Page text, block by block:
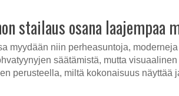
stailaus osana laajempaa
myydään niin perheasuntoja,
säätämistä, mutta
perusteella, miltä kokonaisuus näyttää